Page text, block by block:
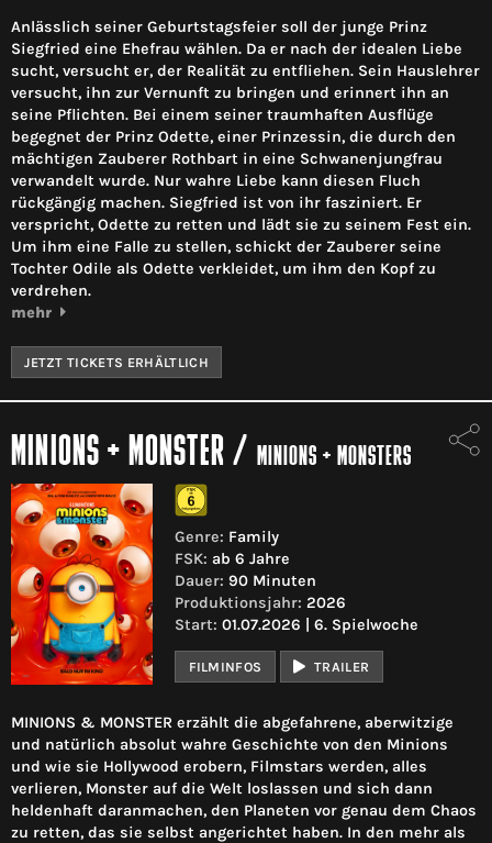
Anlässlich seiner Geburtstagsfeier soll der junge Prinz
Siegfried eine Ehefrau wählen. Da er nach der idealen Liebe
sucht, versucht er, der Realität zu entfliehen. Sein Hauslehrer
versucht, ihn zur Vernunft zu bringen und erinnert ihn an
seine Pflichten. Bei einem seiner traumhaften Ausflüge
begegnet der Prinz Odette, einer Prinzessin, die durch den
mächtigen Zauberer Rothbart in eine Schwanenjungfrau
verwandelt wurde. Nur wahre Liebe kann diesen Fluch
rückgängig machen. Siegfried ist von ihr fasziniert. Er
verspricht, Odette zu retten und lädt sie zu seinem Fest ein.
Um ihm eine Falle zu stellen, schickt der Zauberer seine
Tochter Odile als Odette verkleidet, um ihm den Kopf zu
verdrehen.
mehr
JETZT TICKETS ERHÄLTLICH
MINIONS + MONSTER / MINIONS + MONSTERS
Genre: Family
FSK: ab 6 Jahre
Dauer: 90 Minuten
Produktionsjahr: 2026
Start: 01.07.2026 | 6. Spielwoche
FILMINFOS TRAILER
MINIONS & MONSTER erzählt die abgefahrene, aberwitzige
und natürlich absolut wahre Geschichte von den Minions
und wie sie Hollywood erobern, Filmstars werden, alles
verlieren, Monster auf die Welt loslassen und sich dann
heldenhaft daranmachen, den Planeten vor genau dem Chaos
zu retten, das sie selbst angerichtet haben. In den mehr als